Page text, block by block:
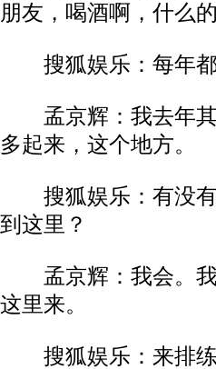
朋友，喝酒啊，什么
搜狐娱乐：每年都
孟京辉：我去年其
多起来，这个地方。
搜狐娱乐：有没有
到这里？
孟京辉：我会。我
这里来。
搜狐娱乐：来排练